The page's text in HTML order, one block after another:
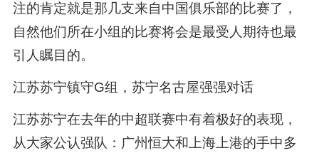
注的肯定就是那几支来自中国俱乐部的比赛了，
自然他们所在小组的比赛将会是最受人期待也最
引人瞩目的。
江苏苏宁镇守G组，苏宁名古屋强强对话
江苏苏宁在去年的中超联赛中有着极好的表现，
从大家公认强队：广州恒大和上海上港的手中多